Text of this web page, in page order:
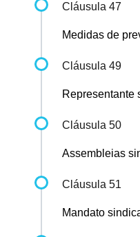
Cláusula 47
Medidas de
Cláusula 49
Representante
Cláusula 50
Assembleias
Cláusula 51
Mandato